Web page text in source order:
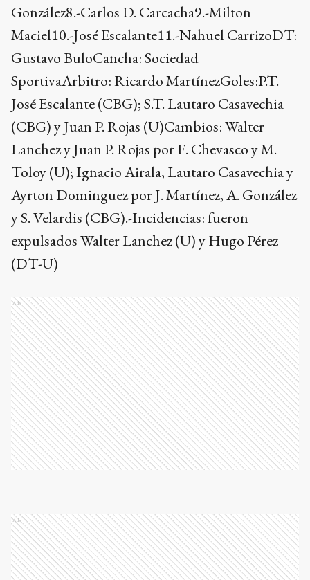
González8.-Carlos D. Carcacha9.-Milton
Maciel10.-José Escalante11.-Nahuel CarrizoDT:
Gustavo BuloCancha: Sociedad
SportivaArbitro: Ricardo MartínezGoles:P.T.
José Escalante (CBG); S.T. Lautaro Casavechia
(CBG) y Juan P. Rojas (U)Cambios: Walter
Lanchez y Juan P. Rojas por F. Chevasco y M.
Toloy (U); Ignacio Airala, Lautaro Casavechia y
Ayrton Dominguez por J. Martínez, A. González
y S. Velardis (CBG).-Incidencias: fueron
expulsados Walter Lanchez (U) y Hugo Pérez
(DT-U)
Ads
Ads